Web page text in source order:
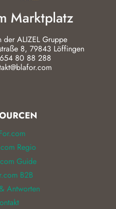
Marktplatz
der ALIZEL Gruppe
8, 79843 Löffingen
80 88 288
Regio
Guide
B2B
Antworten